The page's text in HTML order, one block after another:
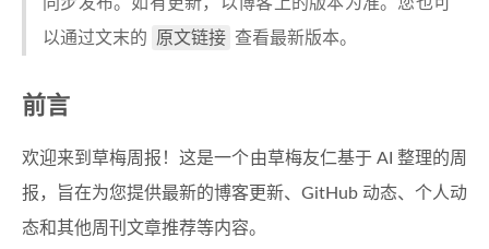
以通过文末的
原文链接 查看最新版本。
前言
欢迎来到草梅周报！这是一个由草梅友仁基于 AI 整理的周
报，旨在为您提供最新的博客更新、GitHub 动态、个人动
态和其他周刊文章推荐等内容。